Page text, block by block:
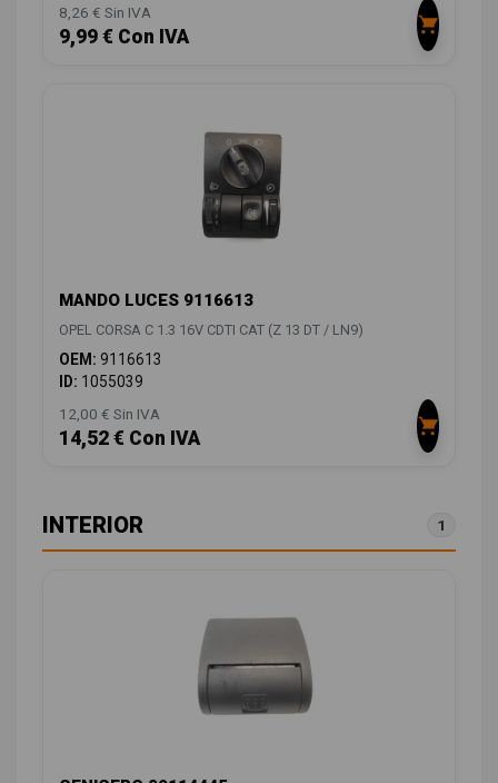
8,26 € Sin IVA
9,99 € Con IVA
MANDO LUCES 9116613
OPEL CORSA C 1.3 16V CDTI CAT (Z 13 DT / LN9)
OEM: 9116613
ID: 1055039
12,00 € Sin IVA
14,52 € Con IVA
INTERIOR 1